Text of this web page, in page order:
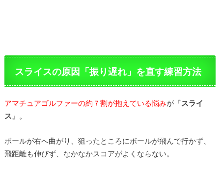
スライスの原因「振り遅れ」を直す練習方法
アマチュアゴルファーの約７割が抱えている悩みが『スライ
ス 』。
ボールが右へ曲がり、狙ったところにボールが飛んで行かず、
飛距離も伸びず、なかなかスコアがよくならない。